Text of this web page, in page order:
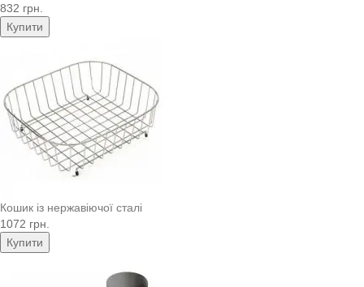
832 грн.
Купити
Кошик із нержавіючої сталі
1072 грн.
Купити